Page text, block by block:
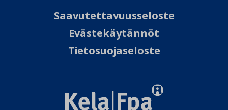
Saavutettavuusseloste
Evästekäytännöt
Tietosuojaseloste